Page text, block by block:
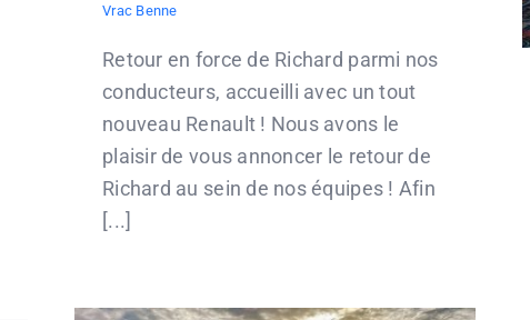
Vrac Benne
Retour en force de Richard parmi nos
conducteurs, accueilli avec un tout
nouveau Renault ! Nous avons le
plaisir de vous annoncer le retour de
Richard au sein de nos équipes ! Afin
[...]